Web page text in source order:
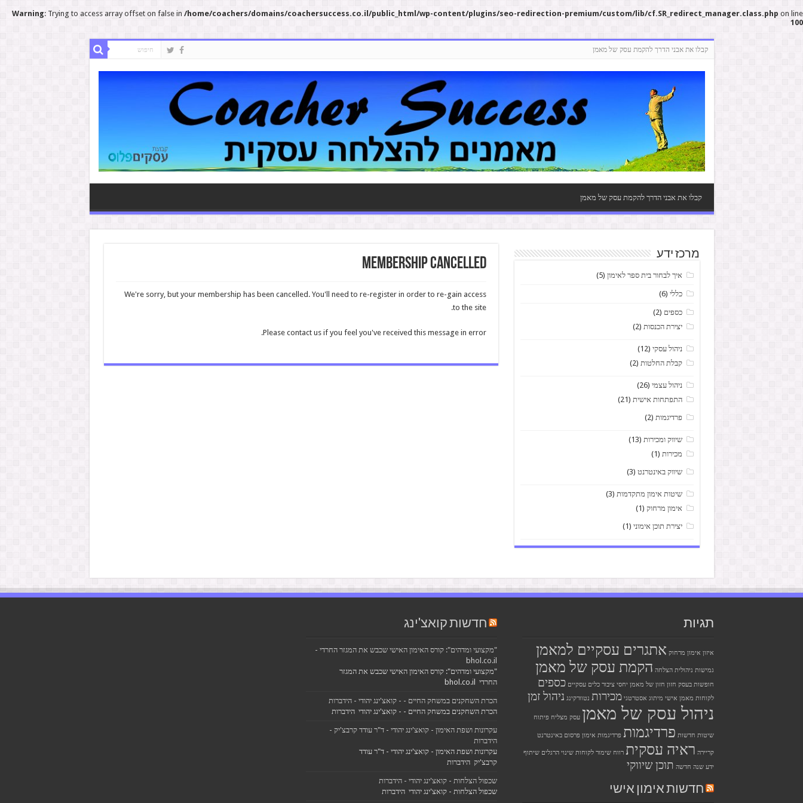
Warning: Trying to access array offset on false in /home/coachers/domains/coachersuccess.co.il/public_html/wp-content/plugins/seo-redirection-premium/custom/lib/cf.SR_redirect_manager.class.php on line
100
קבלו את אבני הדרך להקמת עסק של מאמן
קבלו את אבני הדרך להקמת עסק של מאמן
Membership Cancelled
We're sorry, but your membership has been cancelled. You'll need to re-register in order to re-gain access
to the site.
Please contact us if you feel you've received this message in error.
מרכז ידע
איך לבחור בית ספר לאימון (5)
כללי (6)
כספים (2)
יצירת הכנסות (2)
ניהול עסקי (12)
קבלת החלטות (2)
ניהול עצמי (26)
התפתחות אישית (21)
פרדיגמות (2)
שיווק ומכירות (13)
מכירות (1)
שיווק באינטרנט (3)
שיטות אימון מתקדמות (3)
אימון מרחוק (1)
יצירת תוכן אימוני (1)
תגיות
איזון אימון מרחוק אתגרים עסקיים למאמן
גמישות ניהולית הצלחה הקמת עסק של מאמן
חופשות בעסק חזון חזון של מאמן יחסי ציבור כלים עסקיים כספים
לקוחות מאמן אישי מיתוג אסטרטגי מכירות נטוורקינג ניהול זמן
ניהול עסק של מאמן עסק מצליח פיתוח
שיטות חדשות פרדיגמות פרדיגמות אימון פרסום באינטרנט
קריירה ראיה עסקית רווח שימור לקוחות שינוי הרגלים שיתוף
ידע שנה חדשה תוכן שיווקי
חדשות אימון אישי
חדשות קואצ'ינג
"מקצועי ומדהים": קורס האימון האישי שכבש את המגזר החרדי -
bhol.co.il
"מקצועי ומדהים": קורס האימון האישי שכבש את המגזר
החרדי bhol.co.il
הכרת השחקנים במשחק החיים - - קואצ'ינג יהודי - הידברות
הכרת השחקנים במשחק החיים - - קואצ'ינג יהודי הידברות
עקרונות ושפת האימון - קואצ'ינג יהודי - ד"ר עודד קרבצ'יק -
הידברות
עקרונות ושפת האימון - קואצ'ינג יהודי - ד"ר עודד
קרבצ'יק הידברות
שכפול הצלחות - קואצ'ינג יהודי - הידברות
שכפול הצלחות - קואצ'ינג יהודי הידברות